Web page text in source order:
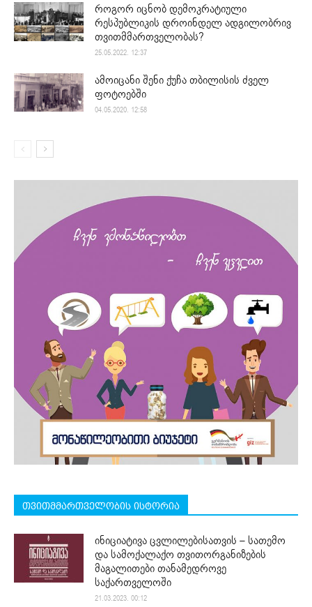
როგორ იცნობ დემოკრატიული
რესპუბლიკის დროინდელ ადგილობრივ
თვითმმართველობას?
25.05.2022. 12:37
ამოიცანი შენი ქუჩა თბილისის ძველ
ფოტოებში
04.05.2020. 12:58
თვითმმართველობის ისტორია
ინიციატივა ცვლილებისათვის – სათემო
და სამოქალაქო თვითორგანიზების
მაგალითები თანამედროვე
საქართველოში
21.03.2023. 00:12